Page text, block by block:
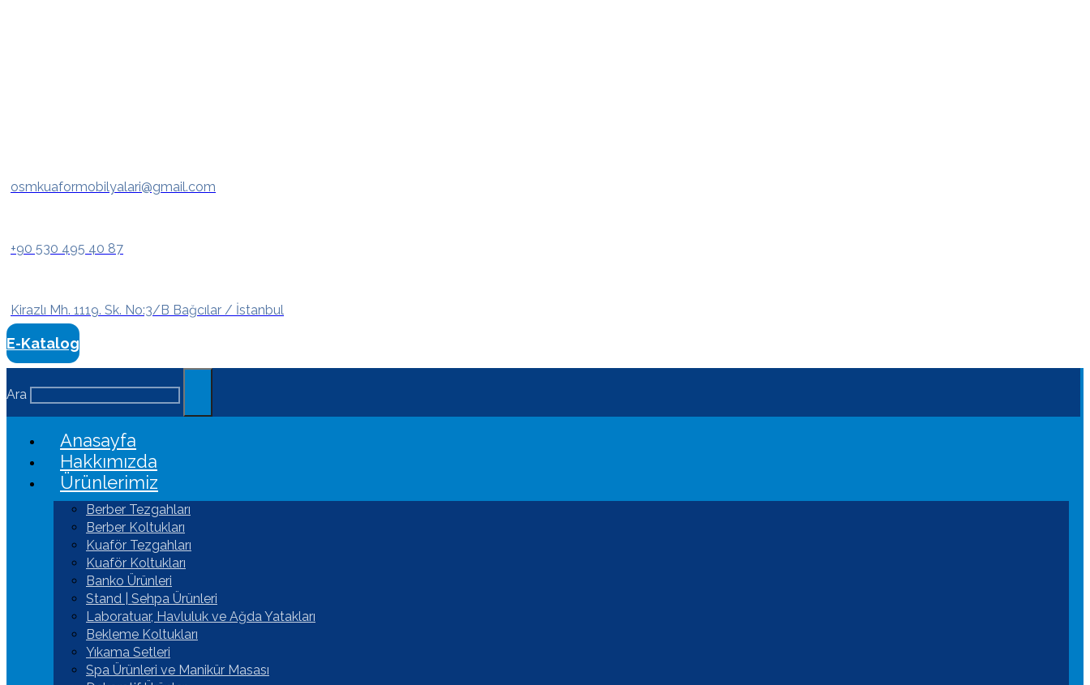
osmkuaformobilyalari@gmail.com
+90 530 495 40 87
Kirazlı Mh. 1119. Sk. No:3/B Bağcılar / İstanbul
E-Katalog
Ara
Anasayfa
Hakkımızda
Ürünlerimiz
Berber Tezgahları
Berber Koltukları
Kuaför Tezgahları
Kuaför Koltukları
Banko Ürünleri
Stand | Sehpa Ürünleri
Laboratuar, Havluluk ve Ağda Yatakları
Bekleme Koltukları
Yıkama Setleri
Spa Ürünleri ve Manikür Masası